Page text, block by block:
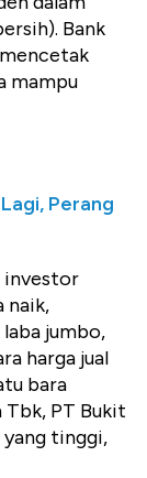
Bank
mampu
Perang
investor
naik,
jumbo,
harga jual
bara
Tbk, PT Bukit
yang tinggi,